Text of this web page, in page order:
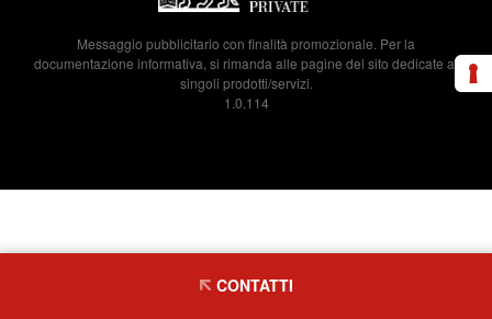
Messaggio pubblicitario con finalità promozionale. Per la
documentazione informativa, si rimanda alle pagine del sito dedicate ai
singoli prodotti/servizi.
1.0.114
CONTATTI